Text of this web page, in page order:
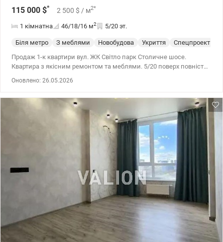
115 000 $* 2 500 $ / м2*
1 кімнатна 46/18/16 м2 5/20 эт.
Біля метро З меблями Новобудова Укриття Спецпроект
Продаж 1-к квартири вул. ЖК Світло парк Столичне шосе.
Квартира з якісним ремонтом та меблями. 5/20 поверх повністю
Оновлено: 26.05.2026